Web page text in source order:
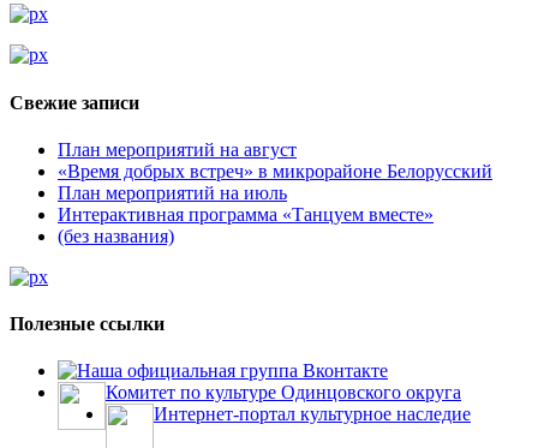
Свежие записи
План мероприятий на август
«Время добрых встреч» в микрорайоне Белорусский
План мероприятий на июль
Интерактивная программа «Танцуем вместе»
(без названия)
Полезные ссылки
Наша официальная группа Вконтакте
Комитет по культуре Одинцовского округа
Интернет-портал культурное наследие